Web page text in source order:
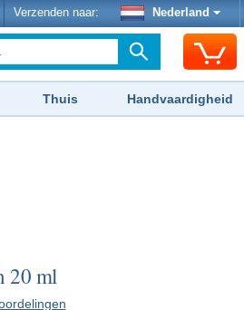
Verzenden naar: Nederland
Thuis Handvaardigheid
20 ml